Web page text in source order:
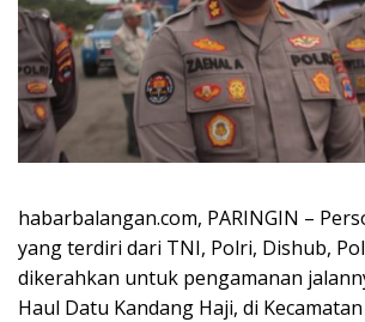
habarbalangan.com, PARINGIN –
yang terdiri dari TNI, Polri, Dishub,
dikerahkan untuk pengamanan
Haul Datu Kandang Haji, di